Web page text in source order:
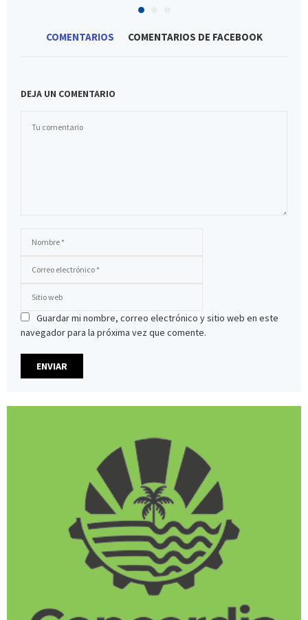
COMENTARIOS COMENTARIOS DE FACEBOOK
DEJA UN COMENTARIO
Guardar mi nombre, correo electrónico y sitio web en este
navegador para la próxima vez que comente.